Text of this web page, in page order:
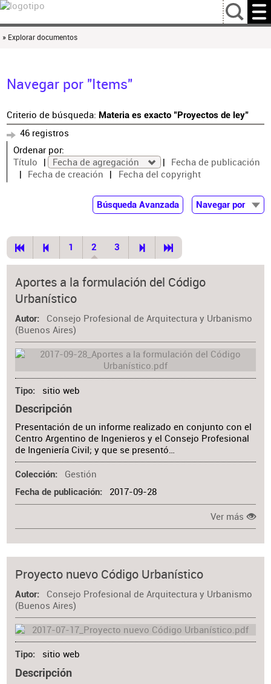
…
» Explorar documentos
Navegar por "Items"
Criterio de búsqueda: Materia es exacto "Proyectos de ley"
46 registros
Ordenar por:
Título
Fecha de agregación
Fecha de publicación
Fecha de creación
Fecha del copyright
Búsqueda Avanzada
Navegar por
1 2 3
Aportes a la formulación del Código
Urbanístico
Autor
Consejo Profesional de Arquitectura y Urbanismo
(Buenos Aires)
Tipo sitio web
Descripción
Presentación de un informe realizado en conjunto con el
Centro Argentino de Ingenieros y el Consejo Profesional
de Ingeniería Civil; y que se presentó…
Colección Gestión
Fecha de publicación 2017-09-28
Ver más
Proyecto nuevo Código Urbanístico
Autor
Consejo Profesional de Arquitectura y Urbanismo
(Buenos Aires)
Tipo sitio web
Descripción